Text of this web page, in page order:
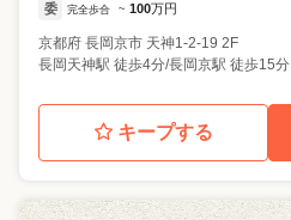
委 完全歩合 ~ 100万円
京都府 長岡京市 天神1-2-19 2F
長岡天神駅 徒歩4分/長岡京駅 徒歩15分
キープする